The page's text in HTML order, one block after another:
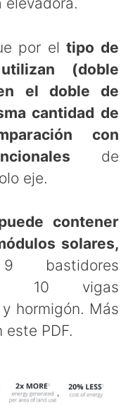
por eltipo de
(doble
el doble de
cantidad de
con
de
eje.
contener
solares,
bastidores
10 vigas
hormigón. Más
PDF.